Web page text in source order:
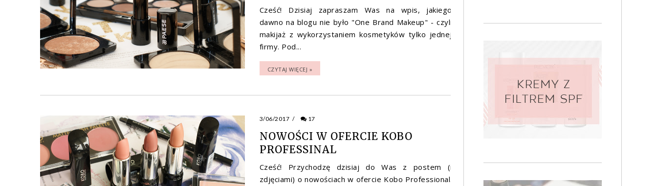
Cześć! Dzisiaj zapraszam Was na wpis, jakiego
dawno na blogu nie było "One Brand Makeup" - czyli
makijaż z wykorzystaniem kosmetyków tylko jednej
firmy. Pod...
CZYTAJ WIĘCEJ »
3/06/2017 / 17
NOWOŚCI W OFERCIE KOBO
PROFESSINAL
Cześć! Przychodzę dzisiaj do Was z postem (i
zdjęciami) o nowościach w ofercie Kobo Professional.